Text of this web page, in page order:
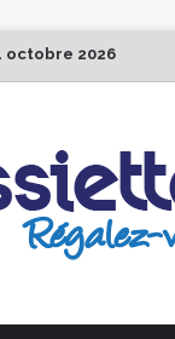
octobre 2026